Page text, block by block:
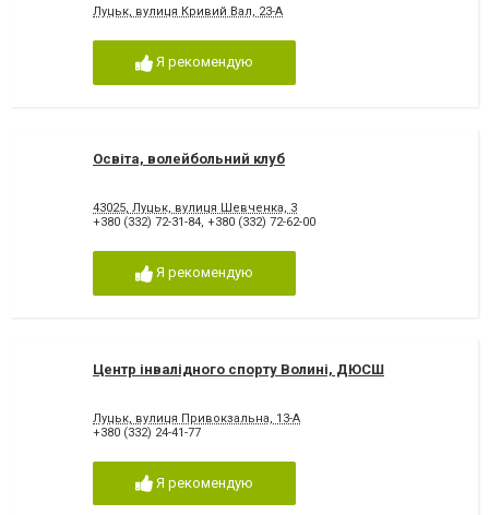
Луцьк, вулиця Кривий Вал, 23-А
Я рекомендую
Освіта, волейбольний клуб
43025, Луцьк, вулиця Шевченка, 3
+380 (332) 72-31-84, +380 (332) 72-62-00
Я рекомендую
Центр інвалідного спорту Волині, ДЮСШ
Луцьк, вулиця Привокзальна, 13-А
+380 (332) 24-41-77
Я рекомендую